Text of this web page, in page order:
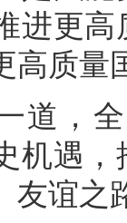
进更
高质量
道，
机遇
友谊之